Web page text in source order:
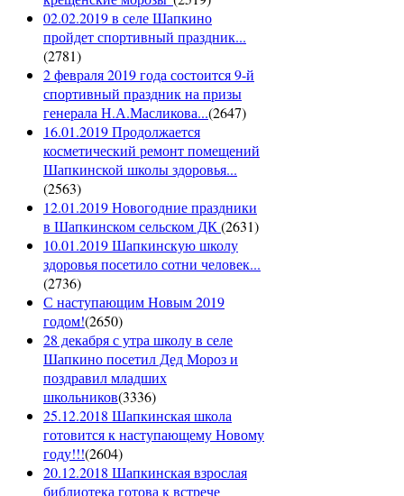
02.02.2019 в селе Шапкино
пройдет спортивный праздник...
(2781)
2 февраля 2019 года состоится 9-й
спортивный праздник на призы
генерала Н.А.Масликова...(2647)
16.01.2019 Продолжается
косметический ремонт помещений
Шапкинской школы здоровья...
(2563)
12.01.2019 Новогодние праздники
в Шапкинском сельском ДК(2631)
10.01.2019 Шапкинскую школу
здоровья посетило сотни человек...
(2736)
С наступающим Новым 2019
годом!(2650)
28 декабря с утра школу в селе
Шапкино посетил Дед Мороз и
поздравил младших
школьников(3336)
25.12.2018 Шапкинская школа
готовится к наступающему Новому
году!!!(2604)
20.12.2018 Шапкинская взрослая
библиотека готова к встрече